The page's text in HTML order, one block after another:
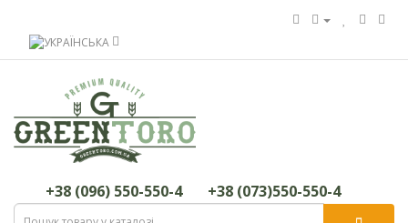
+38 (096) 550-550-4 +38 (073)550-550-4